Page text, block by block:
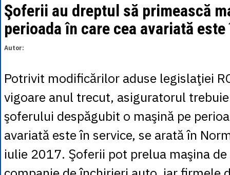
= 0.6668
1 EGP= 0.0860
1 HUF= 1.2223
1 INR = 0.0513
1 NOK= 0.4191
1 NZD
= 2.6097
1 PLN= 1.1646
1 RUB
= 0.0530
1 SEK
= 0.4526
1 TRY= 0.1141
1 XDR= 5.9383
1 ZAR = 0.2318
Şoferii au dreptul să primească
perioada în care cea avariată
Autor:
Potrivit modificărilor aduse legislaţiei
vigoare anul trecut, asiguratorul
şoferului despăgubit o maşină pe
avariată este în service, se arată în
iulie 2017. Şoferii pot prelua maşina